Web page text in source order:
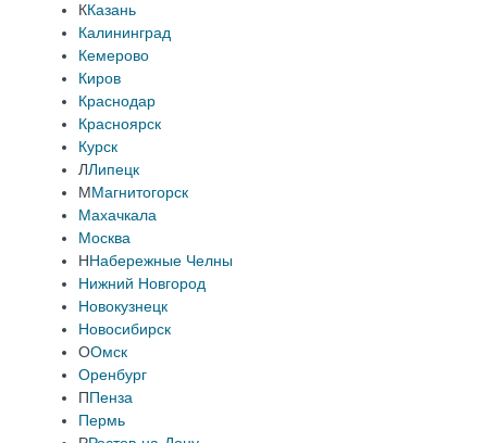
ККазань
Калининград
Кемерово
Киров
Краснодар
Красноярск
Курск
ЛЛипецк
ММагнитогорск
Махачкала
Москва
ННабережные Челны
Нижний Новгород
Новокузнецк
Новосибирск
ООмск
Оренбург
ППенза
Пермь